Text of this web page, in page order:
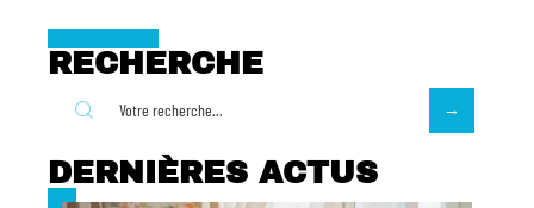
RECHERCHE
DERNIÈRES ACTUS